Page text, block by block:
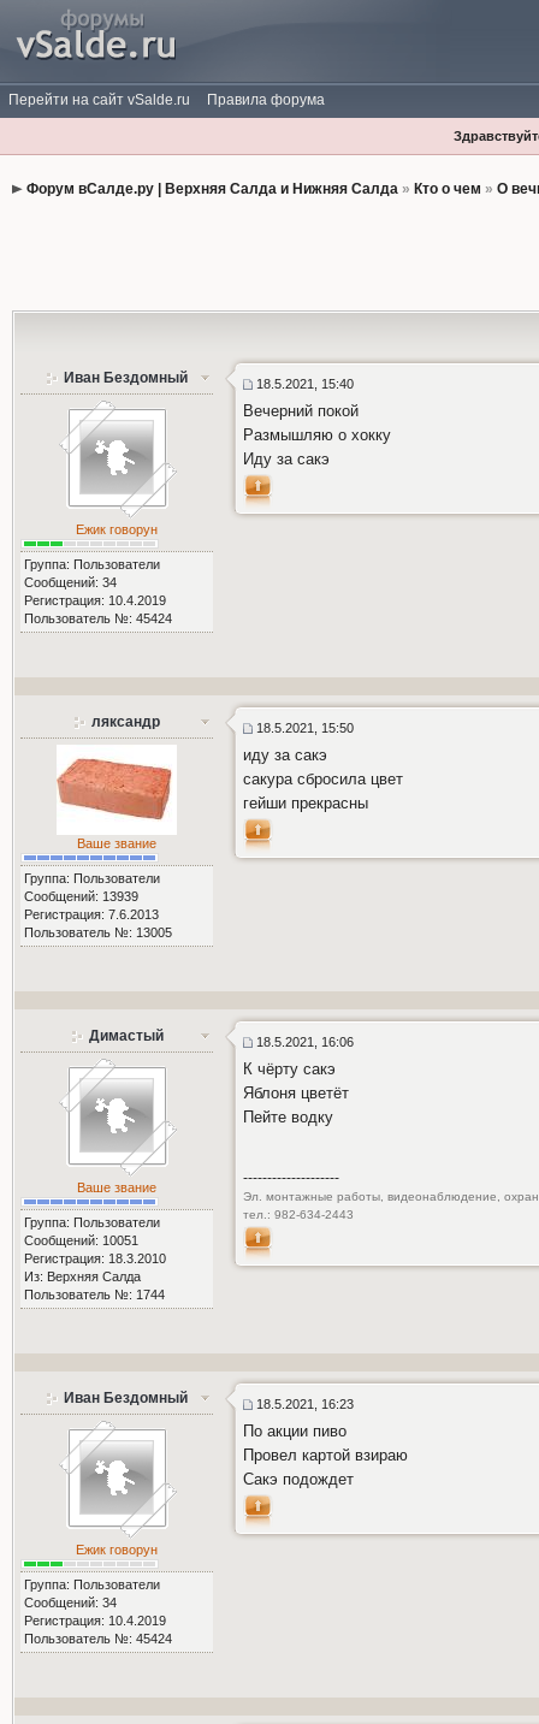
Перейти на сайт vSalde.ru Правила форума
Форум вСалде.ру | Верхняя Салда и Нижняя Салда» Кто о чем » О
Иван Бездомный
Ежик говорун
Группа: Пользователи
Сообщений: 34
Регистрация: 10.4.2019
Пользователь №: 45424
18.5.2021, 15:40
Вечерний покой
Размышляю о хокку
Иду за сакэ
ляксандр
Ваше звание
Группа: Пользователи
Сообщений: 13939
Регистрация: 7.6.2013
Пользователь №: 13005
18.5.2021, 15:50
иду за сакэ
сакура сбросила цвет
гейши прекрасны
Димастый
Ваше звание
Группа: Пользователи
Сообщений: 10051
Регистрация: 18.3.2010
Из: Верхняя Салда
Пользователь №: 1744
18.5.2021, 16:06
К чёрту сакэ
Яблоня цветёт
Пейте водку
--------------------
Эл. монтажные работы, видеонаблюдение,
тел.: 982-634-2443
Иван Бездомный
Ежик говорун
Группа: Пользователи
Сообщений: 34
Регистрация: 10.4.2019
Пользователь №: 45424
18.5.2021, 16:23
По акции пиво
Провел картой взираю
Сакэ подождет